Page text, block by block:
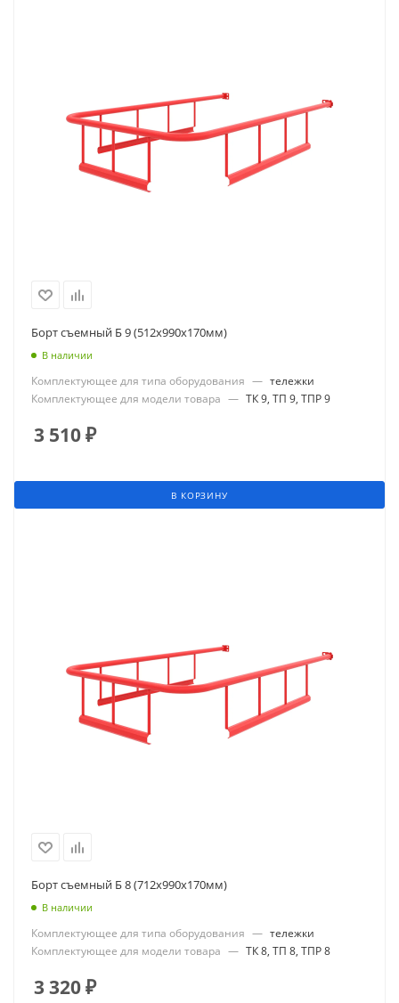
Борт съемный Б 9 (512х990х170мм)
В наличии
Комплектующее для типа оборудования — тележки
Комплектующее для модели товара — ТК 9, ТП 9, ТПР 9
3 510₽
В КОРЗИНУ
Борт съемный Б 8 (712х990х170мм)
В наличии
Комплектующее для типа оборудования — тележки
Комплектующее для модели товара — ТК 8, ТП 8, ТПР 8
3 320₽